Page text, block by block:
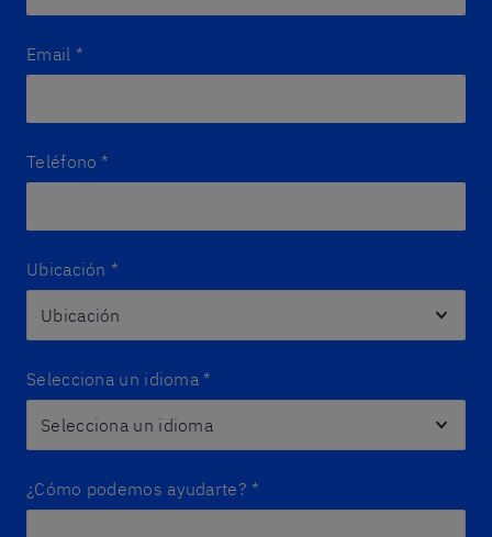
Email *
Teléfono *
Ubicación *
Selecciona un idioma *
¿Cómo podemos ayudarte? *